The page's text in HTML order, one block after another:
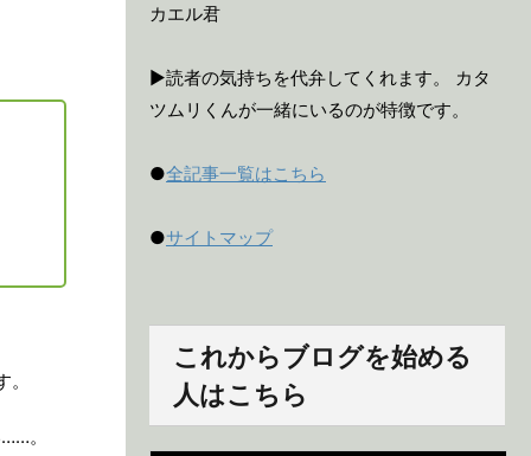
。
カエル君
▶読者の気持ちを代弁してくれます。 カタ
ツムリくんが一緒にいるのが特徴です。
●全記事一覧はこちら
●サイトマップ
これからブログを始める
人はこちら